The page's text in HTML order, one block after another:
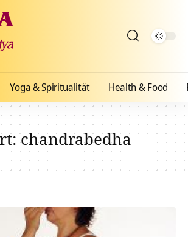
Yoga & Spiritualität Health & Food
chandrabedha